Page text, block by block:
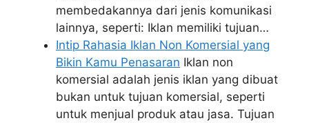
membedakannya dari jenis komunikasi
lainnya, seperti: Iklan memiliki tujuan…
Intip Rahasia Iklan Non Komersial yang
Bikin Kamu Penasaran Iklan non
komersial adalah jenis iklan yang dibuat
bukan untuk tujuan komersial, seperti
untuk menjual produk atau jasa. Tujuan